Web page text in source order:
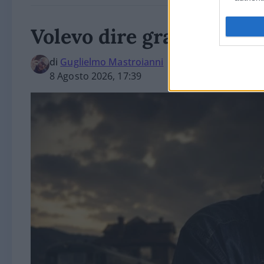
Volevo dire grazie a
di Guglielmo Mastroianni
8 Agosto 2026, 17:39